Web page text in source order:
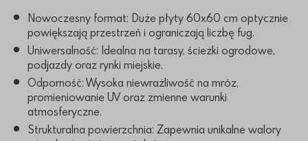
Nowoczesny format: Duże płyty 60x60 cm optycznie
powiększają przestrzeń i ograniczają liczbę fug.
Uniwersalność: Idealna na tarasy, ścieżki ogrodowe,
podjazdy oraz rynki miejskie.
Odporność: Wysoka niewrażliwość na mróz,
promieniowanie UV oraz zmienne warunki
atmosferyczne.
Strukturalna powierzchnia: Zapewnia unikalne walory